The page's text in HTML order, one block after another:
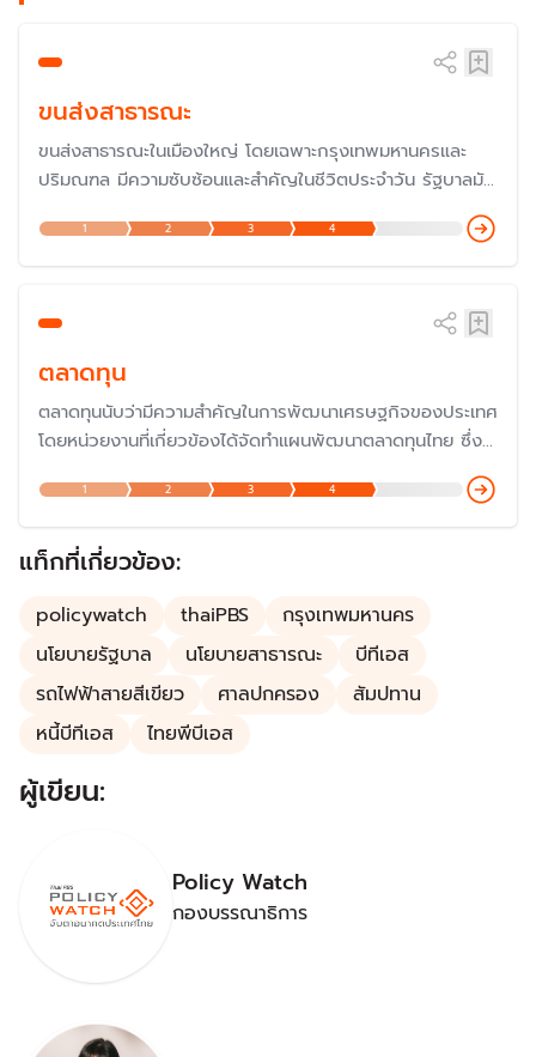
ขนส่งสาธารณะ
ขนส่งสาธารณะในเมืองใหญ่ โดยเฉพาะกรุงเทพมหานครและ
ปริมณฑล มีความซับซ้อนและสำคัญในชีวิตประจำวัน รัฐบาลมัก
จะมีมาตรการช่วยเหลือค่าโดยสารสำหรับประชาชน โดยเฉพาะค่า
โดยสารรถไฟฟ้าที่มีคนใช้จำนวนมากในแต่ละวัน แต่ค่าโดยสาร
ค่อนข้างสูง
1 2 3 4
ตลาดทุน
ตลาดทุนนับว่ามีความสำคัญในการพัฒนาเศรษฐกิจของประเทศ
โดยหน่วยงานที่เกี่ยวข้องได้จัดทำแผนพัฒนาตลาดทุนไทย ซึ่ง
ปัจจุบันเป็นฉบับที่ 4 จากปี 2565–2570 ซึ่งเป็นช่วงที่โลกมี
การเปลี่ยนแปลงในหลายด้านที่สาคัญ คือ ความก้าวหน้าทาง
เทคโนโลยี การเปลี่ยนแปลงสภาพภูมิอากาศ สังคมสูงวัยและ
ภูมิรัฐศาสตร์การเมือง ล้วนแต่กระทบต่อตลาดทุน
1 2 3 4
แท็กที่เกี่ยวข้อง:
policywatch thaiPBS
กรุงเทพมหานคร
นโยบายรัฐบาล
นโยบายสาธารณะ
บีทีเอส
รถไฟฟ้าสายสีเขียว
ศาลปกครอง
สัมปทาน
หนี้บีทีเอส
ไทยพีบีเอส
ผู้เขียน:
Policy Watch
กองบรรณาธิการ